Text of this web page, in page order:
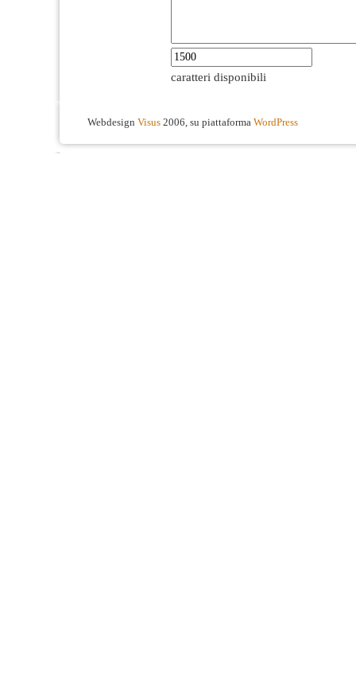
caratteri disponibili
Webdesign Visus 2006, su piattaforma WordPress